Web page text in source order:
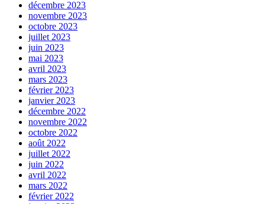
décembre 2023
novembre 2023
octobre 2023
juillet 2023
juin 2023
mai 2023
avril 2023
mars 2023
février 2023
janvier 2023
décembre 2022
novembre 2022
octobre 2022
août 2022
juillet 2022
juin 2022
avril 2022
mars 2022
février 2022